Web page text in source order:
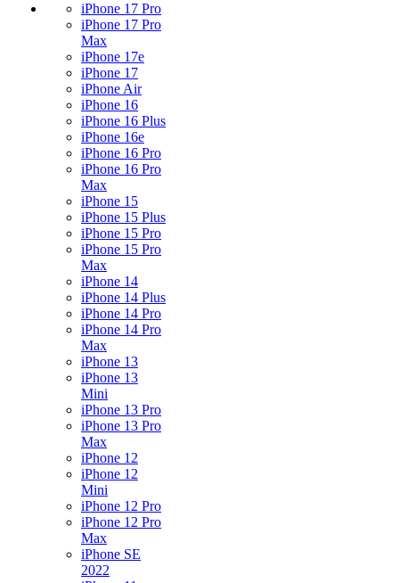
iPhone 17 Pro
iPhone 17 Pro
Max
iPhone 17e
iPhone 17
iPhone Air
iPhone 16
iPhone 16 Plus
iPhone 16e
iPhone 16 Pro
iPhone 16 Pro
Max
iPhone 15
iPhone 15 Plus
iPhone 15 Pro
iPhone 15 Pro
Max
iPhone 14
iPhone 14 Plus
iPhone 14 Pro
iPhone 14 Pro
Max
iPhone 13
iPhone 13
Mini
iPhone 13 Pro
iPhone 13 Pro
Max
iPhone 12
iPhone 12
Mini
iPhone 12 Pro
iPhone 12 Pro
Max
iPhone SE
2022